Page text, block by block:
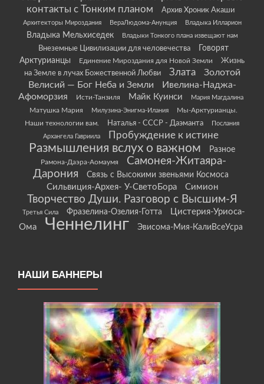
контакты с Тонким планом
Архив Хроник Акаши
Архитекторы Мироздания ВераЛюдома-Анунция Владыка Илларион
Владыка Мельхиседек Владыки Тонкого плана извещают нам
Внеземные Цивилизации для человечества
Говорят
Арктурианцы
Единение Мироздания для Новой Земли
Жизнь
на Земле в лучах Божественной Любви
Злата
Золотой
Велисий — Бог Неба и Земли
Ивелина-Наджа-
Афоморзия
Исти-Танзиля Майк Куинси Мария Магдалина
Матушка Мария Милузина-Энигма-Илания
Мы-Арктурианцы.
Наши технологии вам.
Наталья - СССР - Даэманта
Послания
Архангела Гавриила
Пробуждение к истине
Размышления вслух о важном Разное
Рамона-Даэра-Аомаумя
Самонея-Житаяра-
Дарония
Связь с Высокими звеньями Космоса
Сильвиция-Архея- У-СветоБора Симион
Творчество Души. Разговор с Высшим-Я
Третья Сила Фразелина-Озелия-Готта
Цистерия-Уриоса-
Ома
Ченнелинг Эвисома-Мия-КалиВсеУсра
НАШИ БАННЕРЫ